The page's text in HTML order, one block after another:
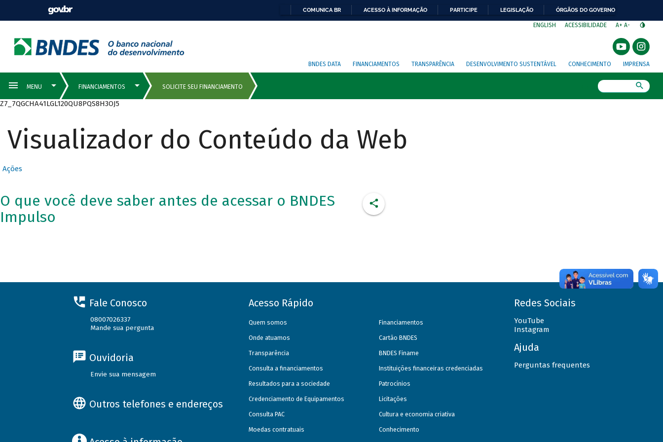
COMUNICA BR ACESSO À INFORMAÇÃO PARTICIPE LEGISLAÇÃO ÓRGÃOS DO GOVERNO
ENGLISH ACESSIBILIDADE A+ A-
BNDES DATA FINANCIAMENTOS TRANSPARÊNCIA DESENVOLVIMENTO SUSTENTÁVEL CONHECIMENTO IMPRENSA
Z7_7QGCHA41LGL120QU8PQS8H3OJ5
Visualizador do Conteúdo da Web
Ações
O que você deve saber antes de acessar o BNDES
Impulso
Fale Conosco
08007026337
Mande sua pergunta
Ouvidoria
Envie sua mensagem
Outros telefones e endereços
Acesso Rápido
Quem somos
Onde atuamos
Transparência
Consulta a financiamentos
Resultados para a sociedade
Credenciamento de Equipamentos
Consulta PAC
Moedas contratuais
Financiamentos
Cartão BNDES
BNDES Finame
Instituições financeiras credenciadas
Patrocínios
Licitações
Cultura e economia criativa
Conhecimento
Redes Sociais
YouTube
Instagram
Ajuda
Perguntas frequentes